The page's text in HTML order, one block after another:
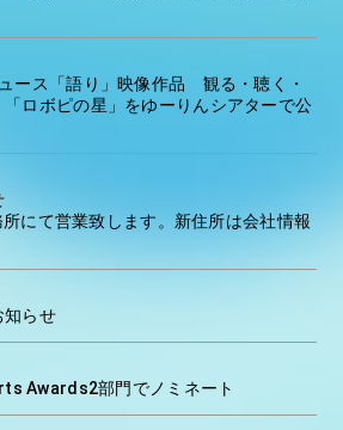
ース「語り」映像作品 観る・聴く・
ボピの星」をゆーりんシアターで公
にて営業致します。 新住所は会社情報
知らせ
Awards2部門でノミネート